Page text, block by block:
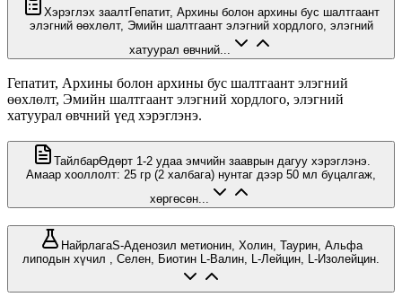
Хэрэглэх заалтГепатит, Архины болон архины бус шалтгаант
элэгний өөхлөлт, Эмийн шалтгаант элэгний хордлого, элэгний
хатуурал өвчний...
Гепатит, Архины болон архины бус шалтгаант элэгний
өөхлөлт, Эмийн шалтгаант элэгний хордлого, элэгний
хатуурал өвчний үед хэрэглэнэ.
ТайлбарӨдөрт 1-2 удаа эмчийн зааврын дагуу хэрэглэнэ.
Амаар хооллолт: 25 гр (2 халбага) нунтаг дээр 50 мл буцалгаж,
хөргөсөн...
НайрлагаS-Аденозил метионин, Холин, Таурин, Альфа
липодын хүчил , Селен, Биотин L-Валин, L-Лейцин, L-Изолейцин.